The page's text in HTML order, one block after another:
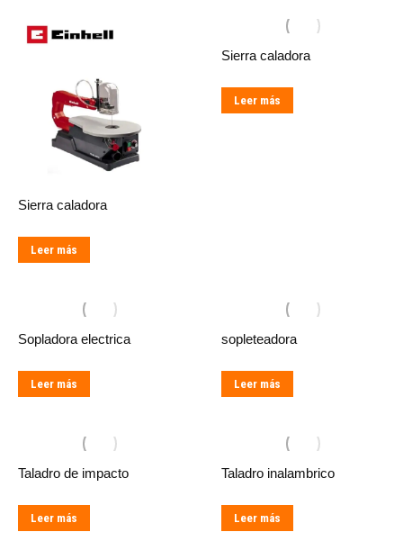
Sierra caladora
Leer más
Sierra caladora
Leer más
Sopladora electrica
Leer más
sopleteadora
Leer más
Taladro de impacto
Leer más
Taladro inalambrico
Leer más